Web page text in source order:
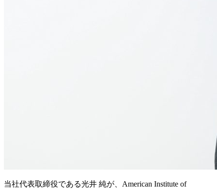
当社代表取締役である光井 純が、American Institute of